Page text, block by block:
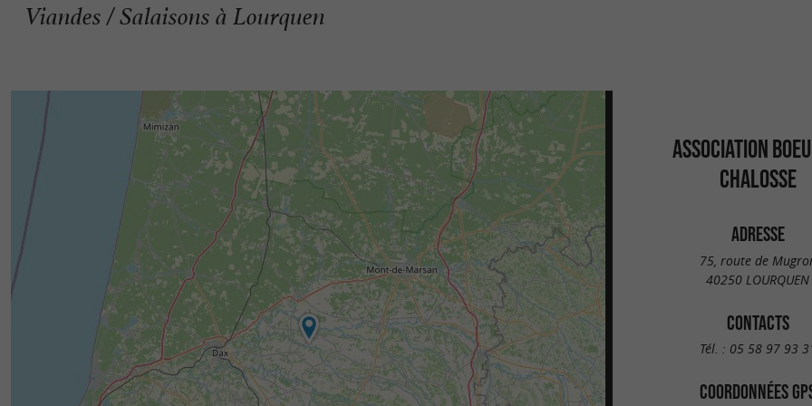
Viandes / Salaisons à Lourquen
ASSOCIATION
CHALOSSE
ADRESSE
75, route de
40250 LOURQUEN
CONTACTS
Tél. : 05 58 97 93
COORDONNÉES